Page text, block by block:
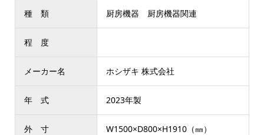
種 類 厨房機器 厨房機器関連
程 度
メーカー名 ホシザキ 株式会社
年 式 2023年製
外 寸 W1500×D800×H1910（㎜）